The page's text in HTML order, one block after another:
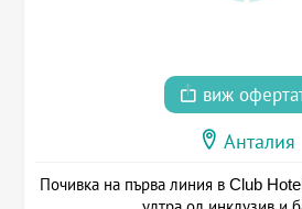
виж
Анталия
Почивка на първа линия в Club